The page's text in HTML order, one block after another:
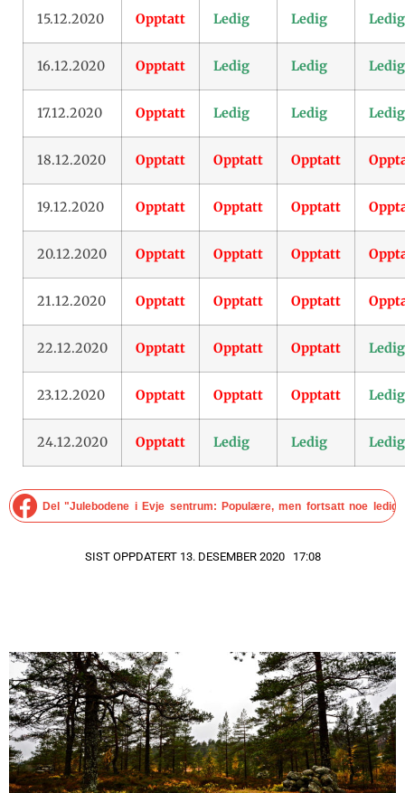
15.12.2020 Opptatt Ledig Ledig Ledig
16.12.2020 Opptatt Ledig Ledig Ledig
17.12.2020 Opptatt Ledig Ledig Ledig
18.12.2020 Opptatt Opptatt Opptatt
19.12.2020 Opptatt Opptatt Opptatt
20.12.2020 Opptatt Opptatt Opptatt
21.12.2020 Opptatt Opptatt Opptatt
22.12.2020 Opptatt Opptatt Opptatt Ledig
23.12.2020 Opptatt Opptatt Opptatt Ledig
24.12.2020 Opptatt Ledig Ledig Ledig
Del "Julebodene i Evje sentrum: Populære, men fortsatt noe
SIST OPPDATERT 13. DESEMBER 2020 17:08